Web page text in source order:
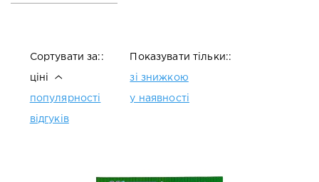
Сортувати за::
ціні
популярності
відгуків
Показувати тільки::
зі знижкою
у наявності